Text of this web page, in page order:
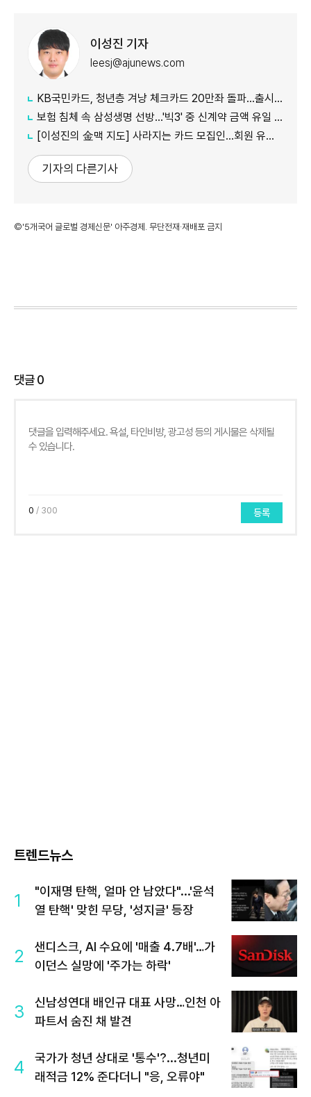
이성진 기자
leesj@ajunews.com
KB국민카드, 청년층 겨냥 체크카드 20만좌 돌파…출시 8개월만
보험 침체 속 삼성생명 선방…'빅3' 중 신계약 금액 유일 증가
[이성진의 金맥 지도] 사라지는 카드 모집인…회원 유치도 '디지털 전환'
기자의 다른기사
©'5개국어 글로벌 경제신문' 아주경제. 무단전재·재배포 금지
댓글0
0 / 300 등록
트렌드뉴스
1
"이재명 탄핵, 얼마 안 남았다"...'윤석
열 탄핵' 맞힌 무당, '성지글' 등장
2
샌디스크, AI 수요에 '매출 4.7배'…가
이던스 실망에 '주가는 하락'
3
신남성연대 배인규 대표 사망…인천 아
파트서 숨진 채 발견
4
국가가 청년 상대로 '통수'?...청년미
래적금 12% 준다더니 "응, 오류야"